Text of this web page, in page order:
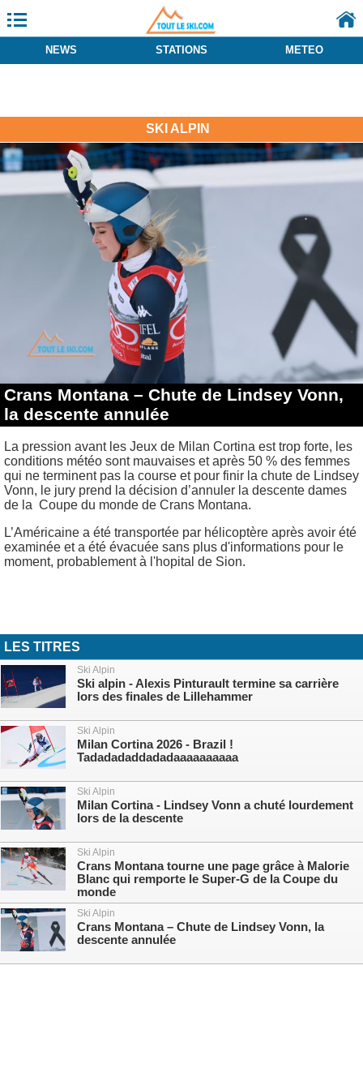
NEWS STATIONS METEO
SKI ALPIN
Crans Montana – Chute de Lindsey Vonn,
la descente annulée
La pression avant les Jeux de Milan Cortina est trop forte, les
conditions météo sont mauvaises et après 50 % des femmes
qui ne terminent pas la course et pour finir la chute de Lindsey
Vonn, le jury prend la décision d’annuler la descente dames
de la Coupe du monde de Crans Montana.
L’Américaine a été transportée par hélicoptère après avoir été
examinée et a été évacuée sans plus d'informations pour le
moment, probablement à l'hopital de Sion.
LES TITRES
Ski Alpin
Ski alpin - Alexis Pinturault termine sa carrière
lors des finales de Lillehammer
Ski Alpin
Milan Cortina 2026 - Brazil !
Tadadadaddadadaaaaaaaaaa
Ski Alpin
Milan Cortina - Lindsey Vonn a chuté lourdement
lors de la descente
Ski Alpin
Crans Montana tourne une page grâce à Malorie
Blanc qui remporte le Super-G de la Coupe du
monde
Ski Alpin
Crans Montana – Chute de Lindsey Vonn, la
descente annulée